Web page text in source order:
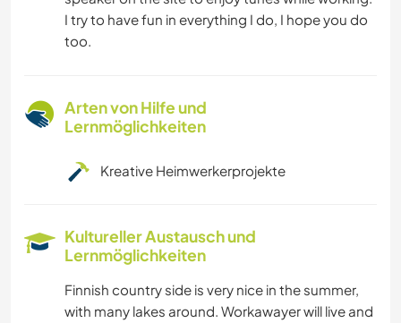
I try to have fun in everything I do, I hope you do
too.
Arten von Hilfe und
Lernmöglichkeiten
Kreative Heimwerkerprojekte
Kultureller Austausch und
Lernmöglichkeiten
Finnish country side is very nice in the summer,
with many lakes around. Workawayer will live and